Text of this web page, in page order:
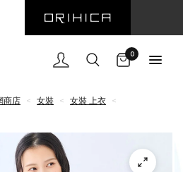
0
商店 < 女裝 < 女裝 上衣
<